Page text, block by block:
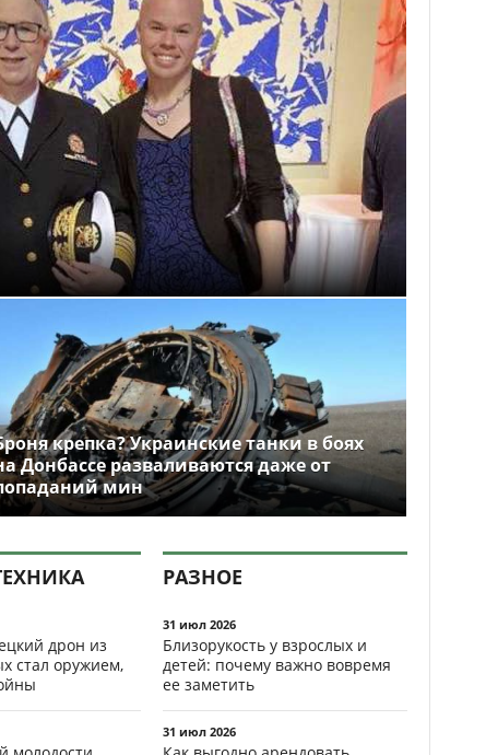
крепка? Украинские танки в боях
Донбассе разваливаются даже от
мин
дрон из
стал оружием,
РАЗНОЕ
31 июл 2026
Близорукость у взрослых и
детей: почему важно вовремя
ее заметить
31 июл 2026